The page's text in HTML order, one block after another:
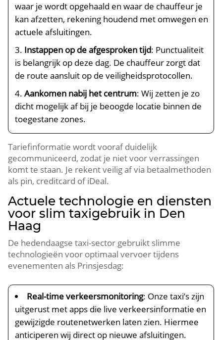
waar je wordt opgehaald en waar de chauffeur je
kan afzetten, rekening houdend met omwegen en
actuele afsluitingen.
Instappen op de afgesproken tijd: Punctualiteit
is belangrijk op deze dag. De chauffeur zorgt dat
de route aansluit op de veiligheidsprotocollen.
Aankomen nabij het centrum: Wij zetten je zo
dicht mogelijk af bij je beoogde locatie binnen de
toegestane zones.
Tariefinformatie wordt vooraf duidelijk
gecommuniceerd, zodat je niet voor verrassingen
komt te staan. Je rekent veilig af via betaalmethoden
als pin, creditcard of iDeal.
Actuele technologie en diensten
voor slim taxigebruik in Den
Haag
De hedendaagse taxi-sector gebruikt slimme
technologieën voor optimaal vervoer tijdens
evenementen als Prinsjesdag:
Real-time verkeersmonitoring: Onze taxi’s zijn
uitgerust met apps die live verkeersinformatie en
gewijzigde routenetwerken laten zien. Hiermee
anticiperen wij direct op nieuwe afsluitingen.